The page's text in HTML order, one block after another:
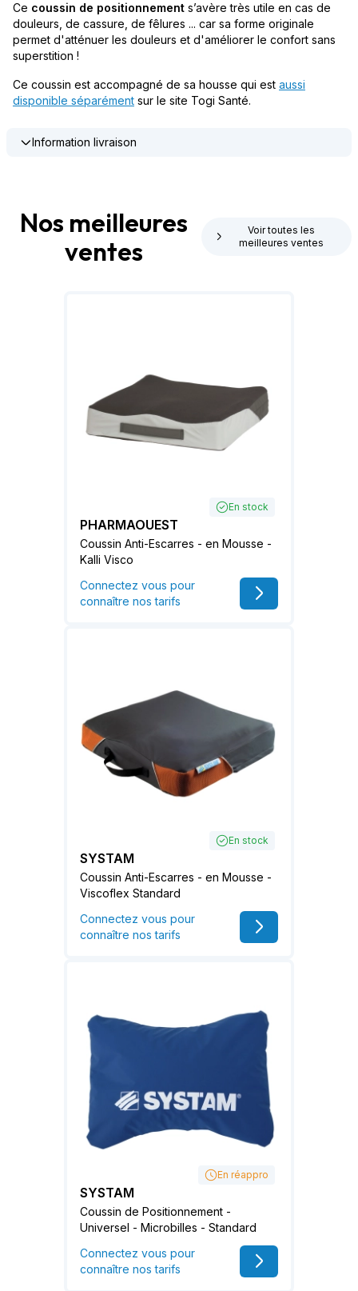
Ce coussin de positionnement s’avère très utile en cas de
douleurs, de cassure, de fêlures ... car sa forme originale
permet d'atténuer les douleurs et d'améliorer le confort sans
superstition !
Ce coussin est accompagné de sa housse qui est aussi
disponible séparément sur le site Togi Santé.
Information livraison
Nos meilleures
ventes
Voir toutes les
meilleures ventes
En stock
PHARMAOUEST
Coussin Anti-Escarres - en Mousse -
Kalli Visco
Connectez vous pour
connaître nos tarifs
En stock
SYSTAM
Coussin Anti-Escarres - en Mousse -
Viscoflex Standard
Connectez vous pour
connaître nos tarifs
En réappro
SYSTAM
Coussin de Positionnement -
Universel - Microbilles - Standard
Connectez vous pour
connaître nos tarifs